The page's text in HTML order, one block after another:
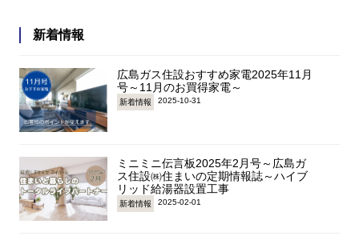
新着情報
広島ガス住設おすすめ家電2025年11月
号～11月のお買得家電～
新着情報 2025-10-31
ミニミニ伝言板2025年2月号～広島ガ
ス住設㈱住まいの定期情報誌～ハイブ
リッド給湯器設置工事
新着情報 2025-02-01